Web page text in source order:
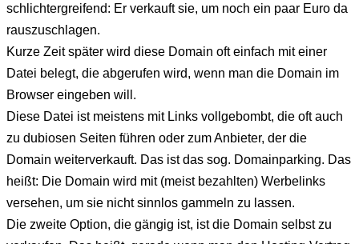
schlichtergreifend: Er verkauft sie, um noch ein paar Euro da
rauszuschlagen.
Kurze Zeit später wird diese Domain oft einfach mit einer
Datei belegt, die abgerufen wird, wenn man die Domain im
Browser eingeben will.
Diese Datei ist meistens mit Links vollgebombt, die oft auch
zu dubiosen Seiten führen oder zum Anbieter, der die
Domain weiterverkauft. Das ist das sog. Domainparking. Das
heißt: Die Domain wird mit (meist bezahlten) Werbelinks
versehen, um sie nicht sinnlos gammeln zu lassen.
Die zweite Option, die gängig ist, ist die Domain selbst zu